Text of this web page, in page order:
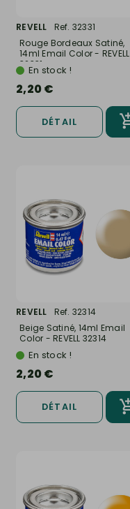
REVELL
Ref. 32331
Rouge Bordeaux Satiné,
14ml Email Color - REVELL
32331
En stock !
2,20 €
DÉTAIL
REVELL
Ref. 32314
Beige Satiné, 14ml Email
Color - REVELL 32314
En stock !
2,20 €
DÉTAIL